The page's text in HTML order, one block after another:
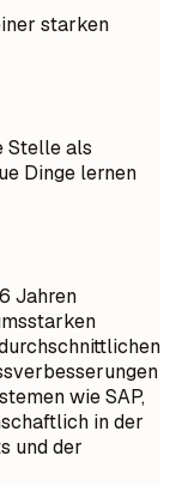
starken
Stelle als
Dinge lernen
Jahren
wie SAP,
in der
und der